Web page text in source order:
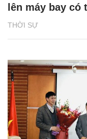
THỜI SỰ
lên máy bay có